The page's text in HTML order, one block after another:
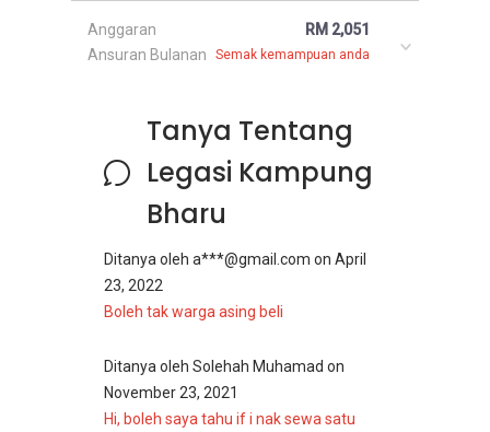
Anggaran
Ansuran Bulanan
RM 2,051
Semak kemampuan anda
Tanya Tentang
Legasi Kampung
Bharu
Ditanya oleh a***@gmail.com on April
23, 2022
Boleh tak warga asing beli
Ditanya oleh Solehah Muhamad on
November 23, 2021
Hi, boleh saya tahu if i nak sewa satu